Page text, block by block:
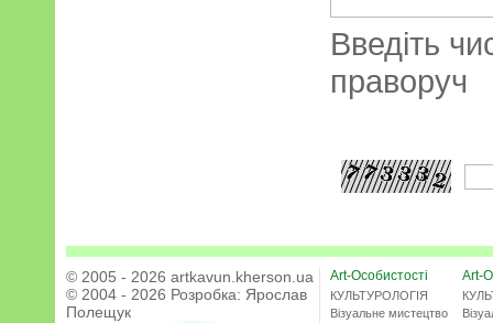
Введіть
праворуч
© 2005 - 2026 artkavun.kherson.ua
© 2004 - 2026 Розробка: Ярослав
Полещук
Art-Особистості
КУЛЬТУРОЛОГІЯ
Візуальне мистецтво
Art-